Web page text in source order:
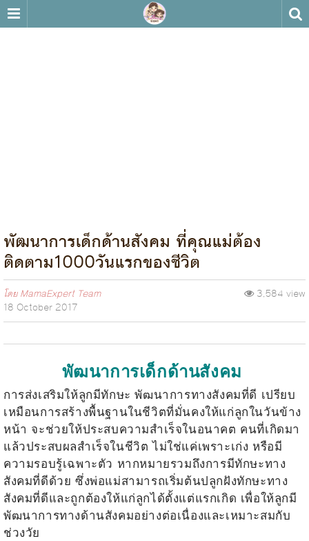
พัฒนาการเด็กด้านสังคม ที่คุณแม่ต้อง
ติดตาม1000วันแรกของชีวิต
โดยMamaExpert Team
18 October 2017
3,584 view
พัฒนาการเด็กด้านสังคม
การส่งเสริมให้ลูกมีทักษะ พัฒนาการทางสังคมที่ดี เปรียบ
เหมือนการสร้างพื้นฐานในชีวิตที่มั่นคงให้แก่ลูกในวันข้าง
หน้า จะช่วยให้ประสบความสำเร็จในอนาคต คนที่เกิดมา
แล้วประสบผลสำเร็จในชีวิต ไม่ใช่แค่เพราะเก่ง หรือมี
ความรอบรู้เฉพาะตัว หากหมายรวมถึงการมีทักษะทาง
สังคมที่ดีด้วย ซึ่งพ่อแม่สามารถเริ่มต้นปลูกฝังทักษะทาง
สังคมที่ดีและถูกต้องให้แก่ลูกได้ตั้งแต่แรกเกิด เพื่อให้ลูกมี
พัฒนาการทางด้านสังคมอย่างต่อเนื่องและเหมาะสมกับ
ช่วงวัย